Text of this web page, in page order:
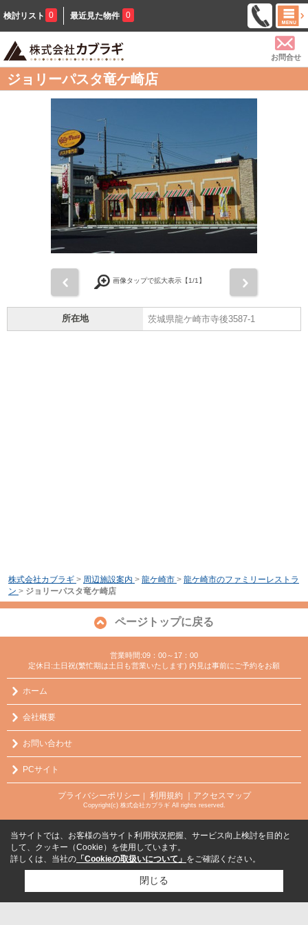
検討リスト 0 最近見た物件 0
お問合せ
ジョリーパスタ竜ケ崎店
画像タップで拡大表示【1/1】
所在地 茨城県龍ケ崎市寺後3587-1
株式会社カブラギ > 周辺施設案内 > 龍ケ崎市 > 龍ケ崎市のファミリーレストラ
ン > ジョリーパスタ竜ケ崎店
ページトップに戻る
営業時間:09：00～17：00
定休日:土日祝(繁忙期は土日も営業いたします) 内見は事前にご予約をお願
ホーム
会社概要
お問い合わせ
PCサイト
プライバシーポリシー ｜ 利用規約 ｜アクセスマップ
Copyright(c) 株式会社カブラギ All rights reserved.
当サイトでは、お客様の当サイト利用状況把握、サービス向上検討を目的と
して、クッキー（Cookie）を使用しています。
詳しくは、当社の 「Cookieの取扱いについて」 をご確認ください。
閉じる